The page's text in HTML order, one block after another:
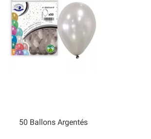
50 Ballons Argentés